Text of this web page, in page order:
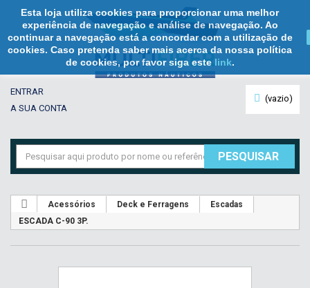
Esta loja utiliza cookies para proporcionar uma melhor
experiência de navegação e análise de navegação. Ao
continuar a navegação está a concordar com a utilização de
cookies. Caso pretenda saber mais acerca da nossa política
de cookies, por favor siga estelink.
(vazio)
ENTRAR
A SUA CONTA
PESQUISAR
Acessórios Deck e Ferragens
Escadas
ESCADA C-90 3P.